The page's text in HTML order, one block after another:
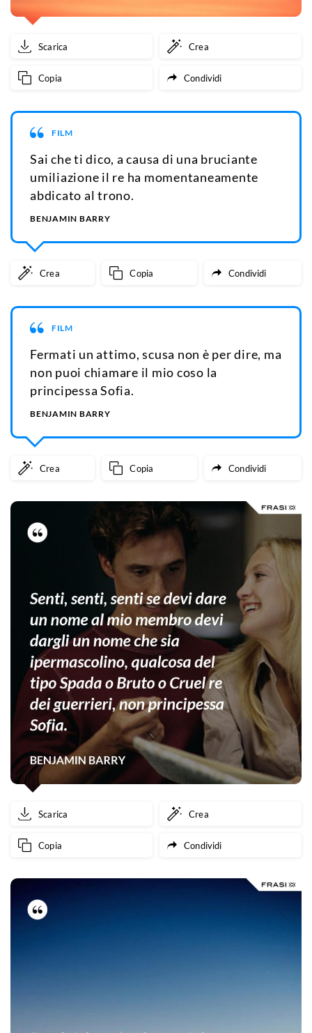
Scarica Crea
Copia Condividi
FILM
Sai che ti dico, a causa di una bruciante
umiliazione il re ha momentaneamente
abdicato al trono.
BENJAMIN BARRY
Crea Copia Condividi
FILM
Fermati un attimo, scusa non è per dire, ma
non puoi chiamare il mio coso la
principessa Sofia.
BENJAMIN BARRY
Crea Copia Condividi
Scarica Crea
Copia Condividi